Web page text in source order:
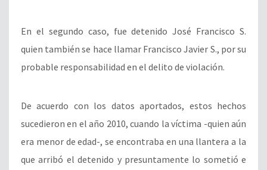
En el segundo caso, fue detenido José Francisco S.
quien también se hace llamar Francisco Javier S., por su
probable responsabilidad en el delito de violación.
De acuerdo con los datos aportados, estos hechos
sucedieron en el año 2010, cuando la víctima -quien aún
era menor de edad-, se encontraba en una llantera a la
que arribó el detenido y presuntamente lo sometió e